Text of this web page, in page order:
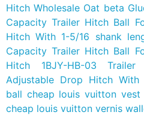
Hitch Wholesale Oat beta
Capacity Trailer Hitch Ball
Hitch With 1-5/16 shank
Capacity Trailer Hitch Ball
Hitch
1BJY-HB-03
Adjustable Drop Hitch With
ball cheap louis vuitton vest
cheap louis vuitton vernis